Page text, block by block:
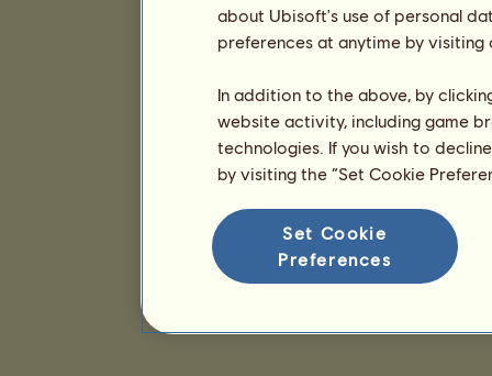
about Ubisoft's use of personal
preferences at anytime by
In addition to the above, by
website activity, including game
technologies. If you wish to
by visiting the “Set Cookie
Set Cookie
Preferences